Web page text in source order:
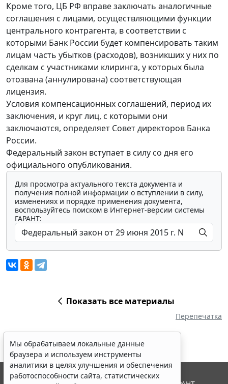
Кроме того, ЦБ РФ вправе заключать аналогичные
соглашения с лицами, осуществляющими функции
центрального контрагента, в соответствии с
которыми Банк России будет компенсировать таким
лицам часть убытков (расходов), возникших у них по
сделкам с участниками клиринга, у которых была
отозвана (аннулирована) соответствующая
лицензия.
Условия компенсационных соглашений, период их
заключения, и круг лиц, с которыми они
заключаются, определяет Совет директоров Банка
России.
Федеральный закон вступает в силу со дня его
официального опубликования.
Для просмотра актуального текста документа и
получения полной информации о вступлении в силу,
изменениях и порядке применения документа,
воспользуйтесь поиском в Интернет-версии системы
ГАРАНТ:
Показать все материалы
Перепечатка
Мы обрабатываем локальные данные
браузера и используем инструменты
аналитики в целях улучшения и обеспечения
работоспособности сайта, статистических